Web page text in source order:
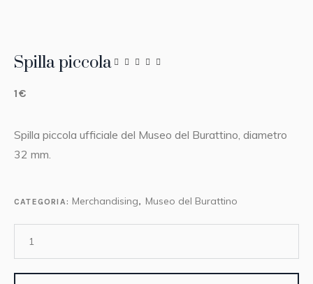
Spilla piccola
1€
Spilla piccola ufficiale del Museo del Burattino, diametro
32 mm.
CATEGORIA: Merchandising, Museo del Burattino